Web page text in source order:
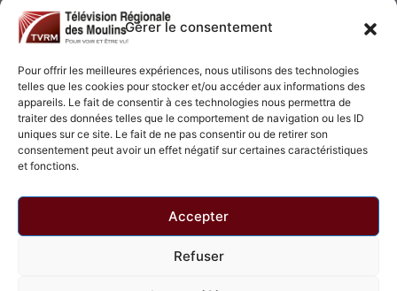
Gérer le consentement
Pour offrir les meilleures expériences, nous utilisons des technologies
telles que les cookies pour stocker et/ou accéder aux informations des
appareils. Le fait de consentir à ces technologies nous permettra de
traiter des données telles que le comportement de navigation ou les ID
uniques sur ce site. Le fait de ne pas consentir ou de retirer son
consentement peut avoir un effet négatif sur certaines caractéristiques
et fonctions.
Accepter
Refuser